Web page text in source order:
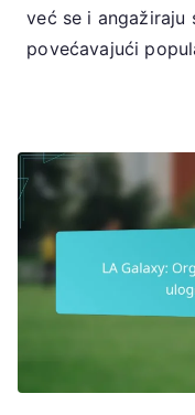
već se i angažiraju
povećavajući